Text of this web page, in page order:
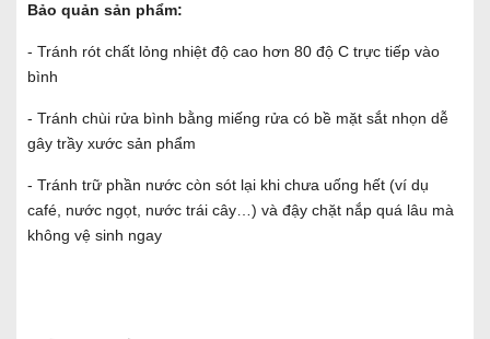
Bảo quản sản phẩm:
- Tránh rót chất lỏng nhiệt độ cao hơn 80 độ C trực tiếp vào
bình
- Tránh chùi rửa bình bằng miếng rửa có bề mặt sắt nhọn dễ
gây trầy xước sản phẩm
- Tránh trữ phần nước còn sót lại khi chưa uống hết (ví dụ
café, nước ngọt, nước trái cây…) và đậy chặt nắp quá lâu mà
không vệ sinh ngay